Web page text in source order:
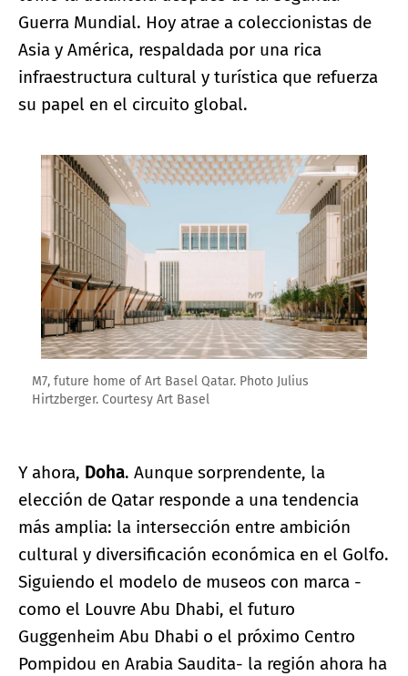
Guerra Mundial. Hoy atrae a coleccionistas de
Asia y América, respaldada por una rica
infraestructura cultural y turística que refuerza
su papel en el circuito global.
Ampliar imagen
M7, future home of Art Basel Qatar. Photo Julius
Hirtzberger. Courtesy Art Basel
Y ahora, Doha. Aunque sorprendente, la
elección de Qatar responde a una tendencia
más amplia: la intersección entre ambición
cultural y diversificación económica en el Golfo.
Siguiendo el modelo de museos con marca -
como el Louvre Abu Dhabi, el futuro
Guggenheim Abu Dhabi o el próximo Centro
Pompidou en Arabia Saudita- la región ahora ha